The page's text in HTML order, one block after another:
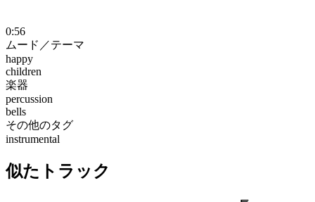
0:56
ムード／テーマ
happy
children
楽器
percussion
bells
その他のタグ
instrumental
似たトラック